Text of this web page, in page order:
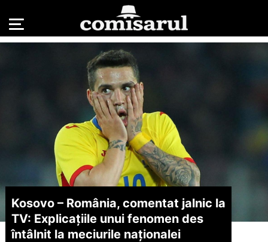
Kosovo – România, comentat jalnic la
TV: Explicațiile unui fenomen des
întâlnit la meciurile naționalei